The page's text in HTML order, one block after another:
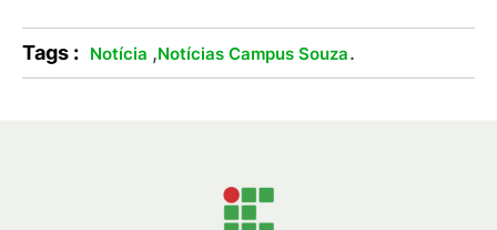
Tags : Notícia ,Notícias Campus Souza.